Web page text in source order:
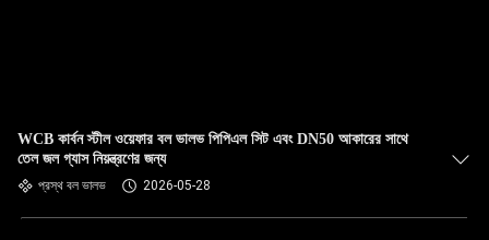
WCB কার্বন স্টীল ওয়েফার বল ভালভ পিপিএল সিট এবং DN50 আকারের সাথে
তেল জল গ্যাস নিয়ন্ত্রণের জন্য
প্রস্থ বল ভালভ 2026-05-28